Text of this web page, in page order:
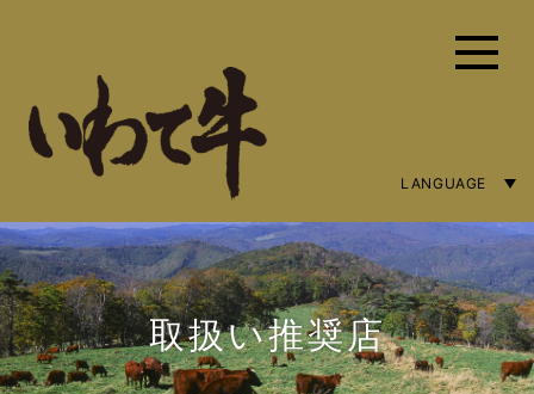
LANGUAGE
取扱い推奨店